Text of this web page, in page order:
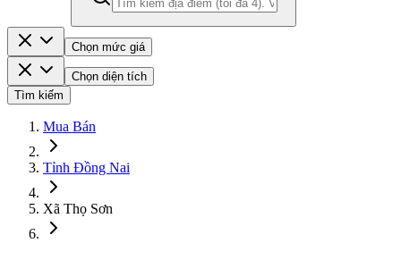
Chọn mức giá
Chọn diện tích
Tìm kiếm
Mua Bán
Tỉnh Đồng Nai
Xã Thọ Sơn